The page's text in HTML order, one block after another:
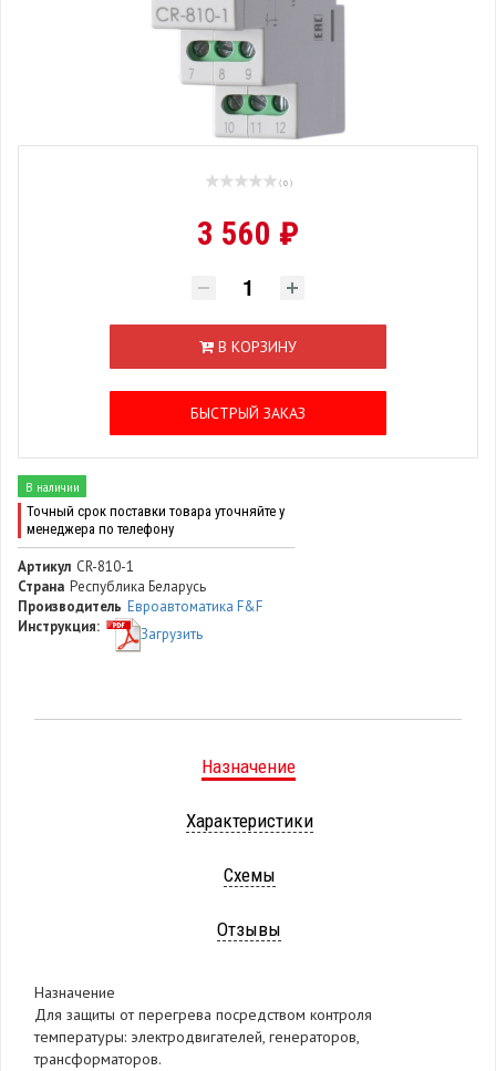
( 0 )
3 560 ₽
В КОРЗИНУ
БЫСТРЫЙ ЗАКАЗ
В наличии
Точный срок поставки товара уточняйте у
менеджера по телефону
Артикул CR-810-1
Страна Республика Беларусь
Производитель Евроавтоматика F&F
Инструкция:
Загрузить
Назначение
Характеристики
Схемы
Отзывы
Назначение
Для защиты от перегрева посредством контроля
температуры: электродвигателей, генераторов,
трансформаторов.